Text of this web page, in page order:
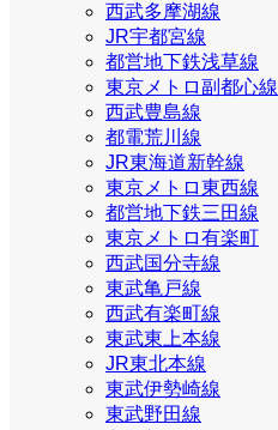
西武多摩湖線
JR宇都宮線
都営地下鉄浅草線
東京メトロ副都心線
西武豊島線
都電荒川線
JR東海道新幹線
東京メトロ東西線
都営地下鉄三田線
東京メトロ有楽町
西武国分寺線
東武亀戸線
西武有楽町線
東武東上本線
JR東北本線
東武伊勢崎線
東武野田線